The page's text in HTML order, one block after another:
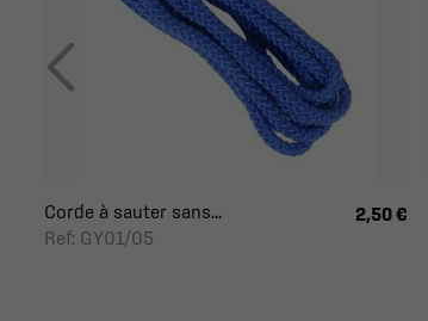
Corde à sauter sans...
Ref: GY01/05
2,50 €